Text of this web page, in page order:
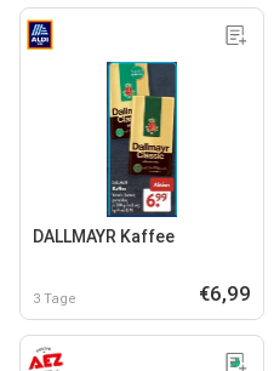
DALLMAYR Kaffee
3 Tage €6,99